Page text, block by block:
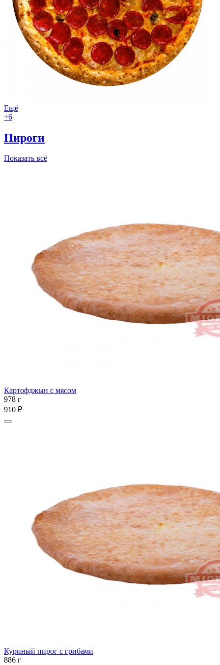
Ещё
+6
Пироги
Показать всё
Картофджын c мясом
978 г
910 ₽
Куриный пирог с грибами
886 г